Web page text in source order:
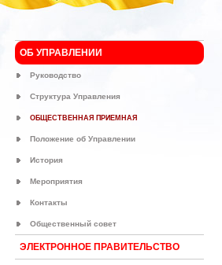
ОБ УПРАВЛЕНИИ
Руководство
Структура Управления
ОБЩЕСТВЕННАЯ ПРИЕМНАЯ
Положение об Управлении
История
Мероприятия
Контакты
Общественный совет
ЭЛЕКТРОННОЕ ПРАВИТЕЛЬСТВО